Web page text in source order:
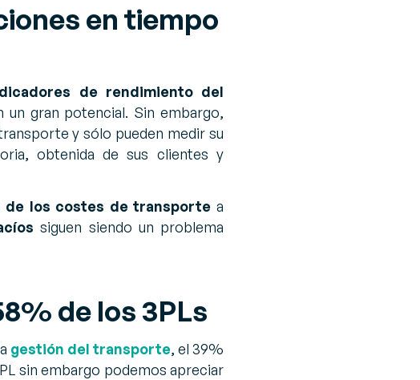
en tiempo
de rendimiento del
un gran potencial. Sin embargo,
y sólo pueden medir su
obtenida de sus clientes y
de los costes de transporte a
siguen siendo un problema
de los 3PLs
gestión del transporte, el 39%
sin embargo podemos apreciar